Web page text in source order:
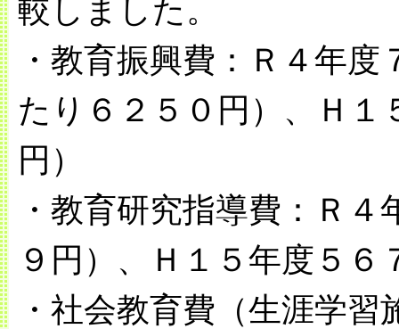
較しました。
・教育振興費：Ｒ４年
たり６２５０円）、Ｈ１
円）
・教育研究指導費：Ｒ
９円）、Ｈ１５年度５６
・社会教育費（生涯学